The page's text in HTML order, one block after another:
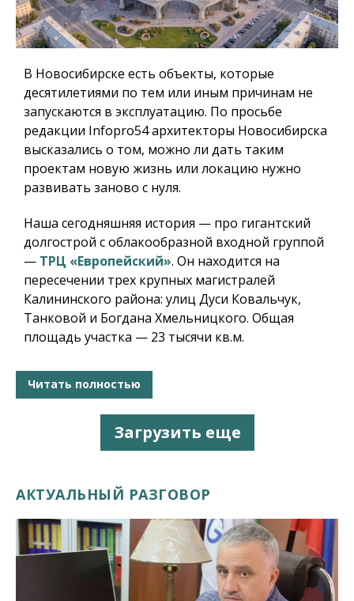
В Новосибирске есть объекты, которые
десятилетиями по тем или иным причинам не
запускаются в эксплуатацию. По просьбе
редакции Infopro54 архитекторы Новосибирска
высказались о том, можно ли дать таким
проектам новую жизнь или локацию нужно
развивать заново с нуля.
Наша сегодняшняя история — про гигантский
долгострой с облакообразной входной группой
— ТРЦ «Европейский». Он находится на
пересечении трех крупных магистралей
Калининского района: улиц Дуси Ковальчук,
Танковой и Богдана Хмельницкого. Общая
площадь участка — 23 тысячи кв.м.
Читать полностью
Загрузить еще
АКТУАЛЬНЫЙ РАЗГОВОР